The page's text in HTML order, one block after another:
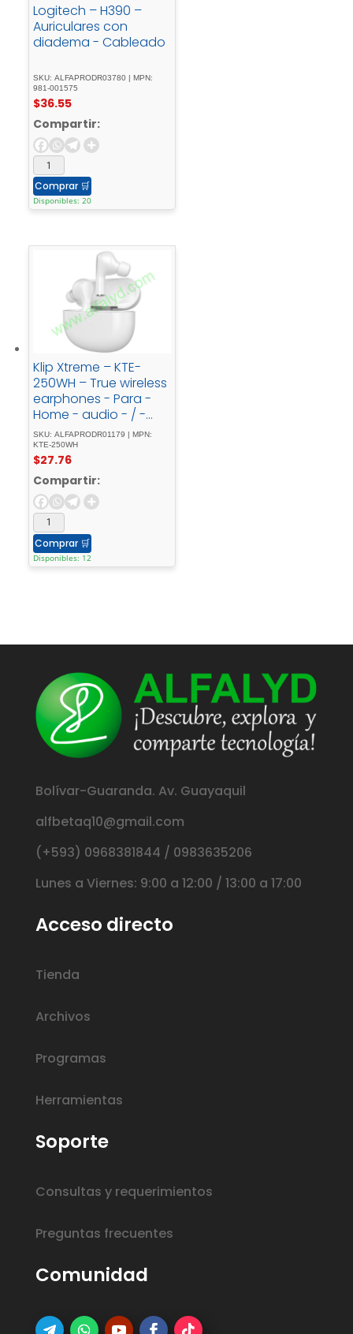
Logitech – H390 –
Auriculares con
diadema - Cableado
SKU: ALFAPRODR03780 | MPN:
981-001575
$36.55
Compartir:
Comprar 🛒
Disponibles: 20
Klip Xtreme – KTE-
250WH – True wireless
earphones - Para -
Home - audio - / -
Para - Portable -
electronics - / - Para -
Tablet - / - Para -
Cellular -
phoneWirelessWls -
Charging21h
SKU: ALFAPRODR01179 | MPN:
KTE-250WH
$27.76
Compartir:
Comprar 🛒
Disponibles: 12
Bolívar-Guaranda. Av. Guayaquil
alfbetaq10@gmail.com
(+593) 0968381844 / 0983635206
Lunes a Viernes: 9:00 a 12:00 / 13:00 a 17:00
Acceso directo
Tienda
Archivos
Programas
Herramientas
Soporte
Consultas y requerimientos
Preguntas frecuentes
Comunidad